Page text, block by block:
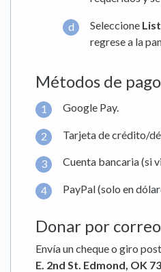
Seleccione
regrese a la
Métodos de pago
Google Pay.
Tarjeta de crédito/
Cuenta bancaria (si
PayPal (solo en
Donar por
Envía un cheque o giro
E. 2nd St. Edmond, OK